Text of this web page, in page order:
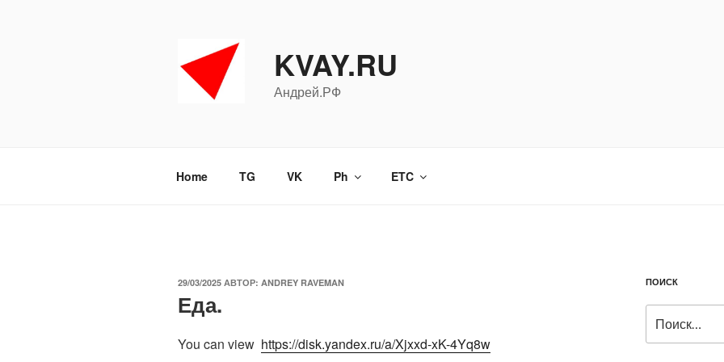
KVAY.RU
Андрей.РФ
Home TG VK Ph ETC
ОПУБЛИКОВАНО
29/03/2025 АВТОР: ANDREY RAVEMAN
Еда.
You can view https://disk.yandex.ru/a/Xjxxd-xK-4Yq8w
ПОИСК